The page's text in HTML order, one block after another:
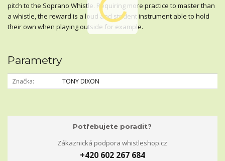
pitch to the Soprano Whistle. Requiring more practice to master than
a whistle, the reward is a loud and strident instrument able to hold
their own when playing outside for example.
Parametry
Značka TONY DIXON
Potřebujete poradit?
Zákaznická podpora whistleshop.cz
+420 602 267 684